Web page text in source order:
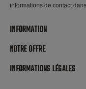
informations de contact
INFORMATION
NOTRE OFFRE
INFORMATIONS LÉGALES